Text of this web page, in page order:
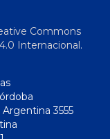
Commons
Internacional.
3555